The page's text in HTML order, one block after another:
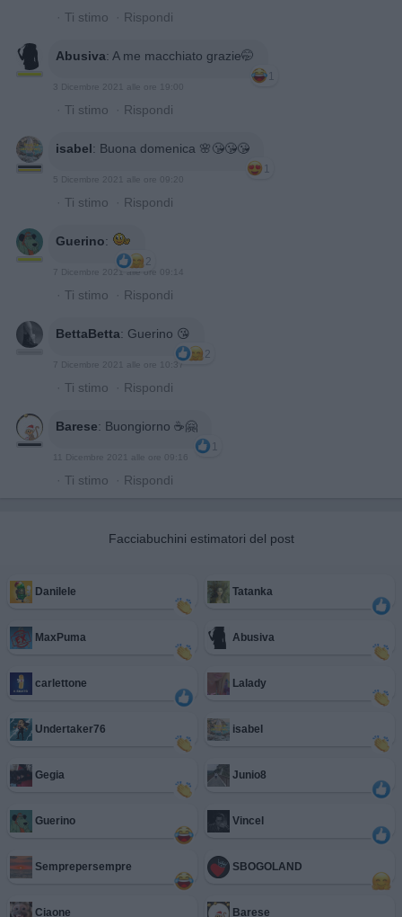
· Ti stimo · Rispondi
Abusiva: A me macchiato grazie🤭
1
3 Dicembre 2021 alle ore 19:00
· Ti stimo · Rispondi
isabel: Buona domenica 🌸😘😘😘
1
5 Dicembre 2021 alle ore 09:20
· Ti stimo · Rispondi
Guerino:
2
7 Dicembre 2021 alle ore 09:14
· Ti stimo · Rispondi
BettaBetta: Guerino 😘
2
7 Dicembre 2021 alle ore 10:37
· Ti stimo · Rispondi
Barese: Buongiorno ☕🤗
1
11 Dicembre 2021 alle ore 09:16
· Ti stimo · Rispondi
Facciabuchini estimatori del post
Danilele Tatanka
MaxPuma Abusiva
carlettone Lalady
Undertaker76 isabel
Gegia Junio8
Guerino Vincel
Semprepersempre SBOGOLAND
Ciaone Barese